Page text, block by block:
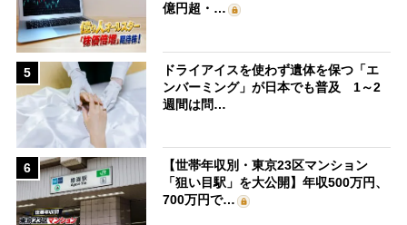
億円超・…
5
ドライアイスを使わず遺体を保つ「エ
ンバーミング」が日本でも普及 1～2
週間は問…
6
【世帯年収別・東京23区マンション
「狙い目駅」を大公開】年収500万円、
700万円で…